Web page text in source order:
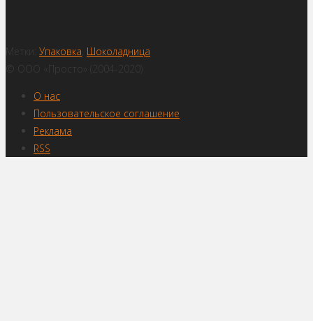
Метки: Упаковка Шоколадница
© ООО «Просто» (2004-2020)
О нас
Пользовательское соглашение
Реклама
RSS